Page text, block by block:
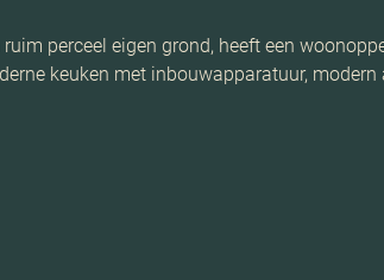
perceel eigen grond, heeft een
keuken met inbouwapparatuur,